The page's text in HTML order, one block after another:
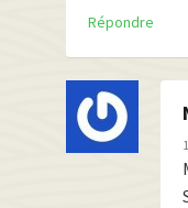
Répondre